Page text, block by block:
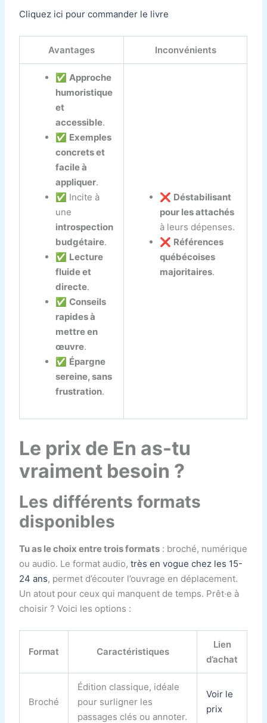
Cliquez ici pour commander le livre
Avantages Inconvénients
✅ Approche
humoristique
et
accessible.
✅ Exemples
concrets et
facile à
appliquer.
✅ Incite à
une
introspection
budgétaire.
✅ Lecture
fluide et
directe.
✅Conseils
rapides à
mettre en
œuvre.
✅ Épargne
sereine, sans
frustration.
❌ Déstabilisant
pour les attachés
à leurs dépenses.
❌ Références
québécoises
majoritaires.
Le prix de En as-tu
vraiment besoin ?
Les différents formats
disponibles
Tu as le choix entre trois formats : broché, numérique
ou audio. Le format audio,très en vogue chez les 15-
24 ans, permet d’écouter l’ouvrage en déplacement.
Un atout pour ceux qui manquent de temps. Prêt·e à
choisir ? Voici les options :
Format Caractéristiques
Lien
d’achat
Broché
Édition classique, idéale
pour surligner les
passages clés ou annoter.
Voir le
prix